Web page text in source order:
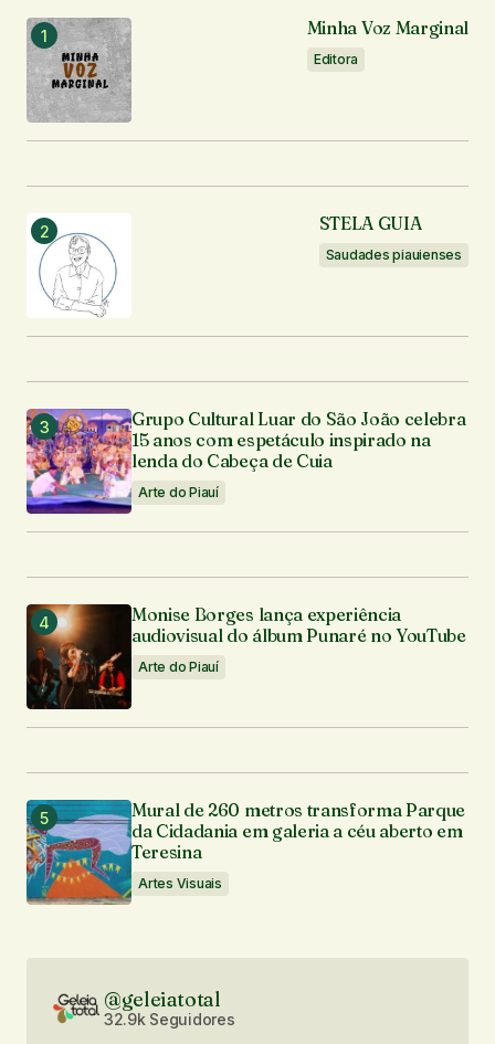
Enviar comentário
Minha Voz Marginal
Editora
STELA GUIA
Saudades piauienses
Grupo Cultural Luar do São João celebra
15 anos com espetáculo inspirado na
lenda do Cabeça de Cuia
Arte do Piauí
Monise Borges lança experiência
audiovisual do álbum Punaré no YouTube
Arte do Piauí
Mural de 260 metros transforma Parque
da Cidadania em galeria a céu aberto em
Teresina
Artes Visuais
@geleiatotal
32.9k Seguidores